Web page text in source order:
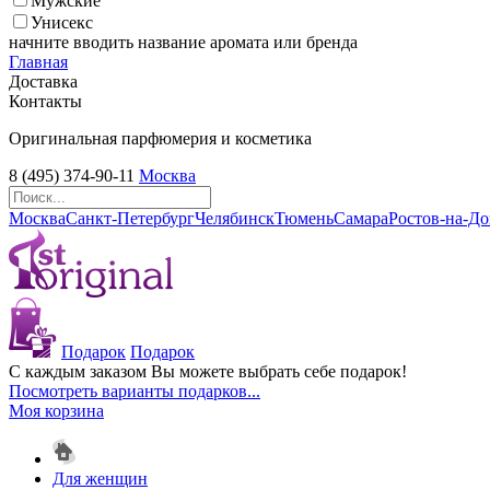
Унисекс
начните вводить название аромата или бренда
Главная
Доставка
Контакты
Оригинальная парфюмерия и косметика
8 (495) 374-90-11 Москва
МоскваСанкт-ПетербургЧелябинскТюменьСамараРостов-на-
Подарок Подарок
С каждым заказом Вы можете выбрать себе подарок!
Посмотреть варианты подарков...
Моя корзина
Для женщин